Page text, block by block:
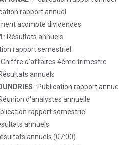
rapport annuel
acompte dividendes
: Résultats annuels
rapport semestriel
Chiffre d'affaires 4ème trimestre
annuels
: Publication rapport annuel
d'analystes annuelle
rapport semestriel
annuels
annuels (07:00)